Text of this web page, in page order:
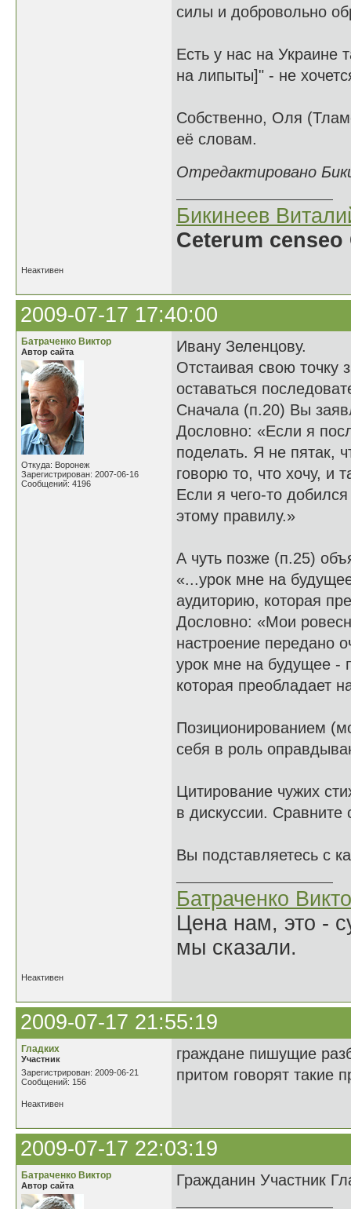
силы и добровольно
Есть у нас на Украине
на липыты]" - не
Собственно, Оля
её словам.
Отредактировано
Бикинеев
Ceterum
Неактивен
2009-07-17 17:40:00
Батраченко Виктор
Автор сайта
Откуда: Воронеж
Зарегистрирован: 2007-06-16
Сообщений: 4196
Ивану Зеленцову.
Отстаивая свою точку
оставаться
Сначала (п.20) Вы
Дословно: «Если я
поделать. Я не пятак,
говорю то, что хочу, и
Если я чего-то
этому правилу.»
А чуть позже (п.25)
«...урок мне на
аудиторию, которая
Дословно: «Мои
настроение передано
урок мне на будущее -
которая преобладает
Позиционированием
себя в роль
Цитирование чужих
в дискуссии.
Вы подставляетесь с
Батраченко
Цена нам, это -
мы сказали.
Неактивен
2009-07-17 21:55:19
Гладких
Участник
Зарегистрирован: 2009-06-21
Сообщений: 156
граждане пишущие
притом говорят такие
Неактивен
2009-07-17 22:03:19
Батраченко Виктор
Автор сайта Гражданин Участник